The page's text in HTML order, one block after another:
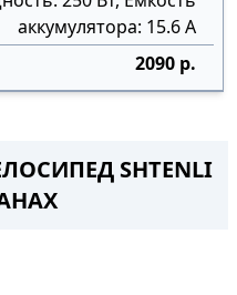
аккумулятора: 15.6 А
2090 р.
SHTENLI